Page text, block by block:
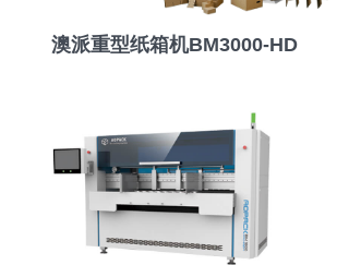
澳派重型纸箱机BM3000-HD